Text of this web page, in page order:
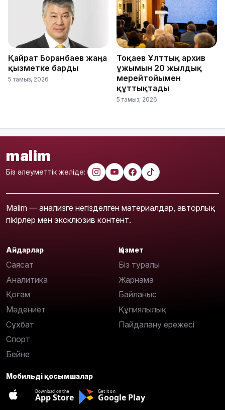
Қайрат Боранбаев жаңа
қызметке барды
5 тамыз, 2026
Тоқаев Ұлттық архив
ұжымын 20 жылдық
мерейтойымен
құттықтады
5 тамыз, 2026
malim
Біз әлеуметтік желіде:
Malim — анализге негізделген материалдар, авторлық
пікірлер мен эксклюзив контент.
Айдарлар
Саясат
Аналитика
Қоғам
Мәдениет
Сұхбат
Спорт
Бейне
Қызмет
Біз туралы
Жарнама
Байланыс
Құпиялылық
Пайдалану ережесі
Мобильді қосымшалар
Download on the
App Store
Get it on
Google Play